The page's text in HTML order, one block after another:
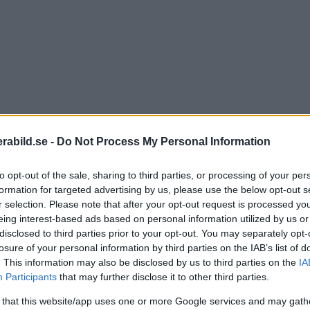
- Do Not Process My Personal Information
opt-out of the sale, sharing to third parties, or processing of your
for targeted advertising by us, please use the below opt-out
selection. Please note that after your opt-out request is processed
interest-based ads based on personal information utilized by us
to third parties prior to your opt-out. You may separately
of your personal information by third parties on the IAB’s list of
This information may also be disclosed by us to third parties on the
Participants that may further disclose it to other third parties.
that this website/app uses one or more Google services and may
redan två modeller med runt blixthuvud, som
nya modellen Godox V100
är på 100 Ws. Full effekt finns tillgängligt i
klara upp till 70 blixtar efter varandra.